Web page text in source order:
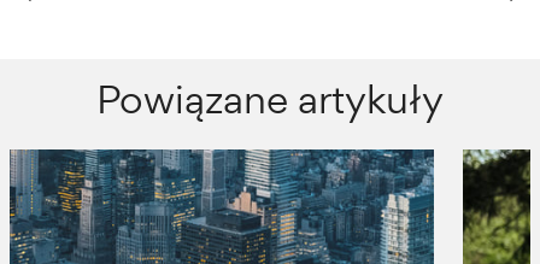
Powiązane artykuły